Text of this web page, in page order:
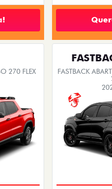
270 FLEX
FASTBACK